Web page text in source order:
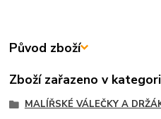
Původ zboží
Zboží zařazeno v
MALÍŘSKÉ VÁLEČKY A